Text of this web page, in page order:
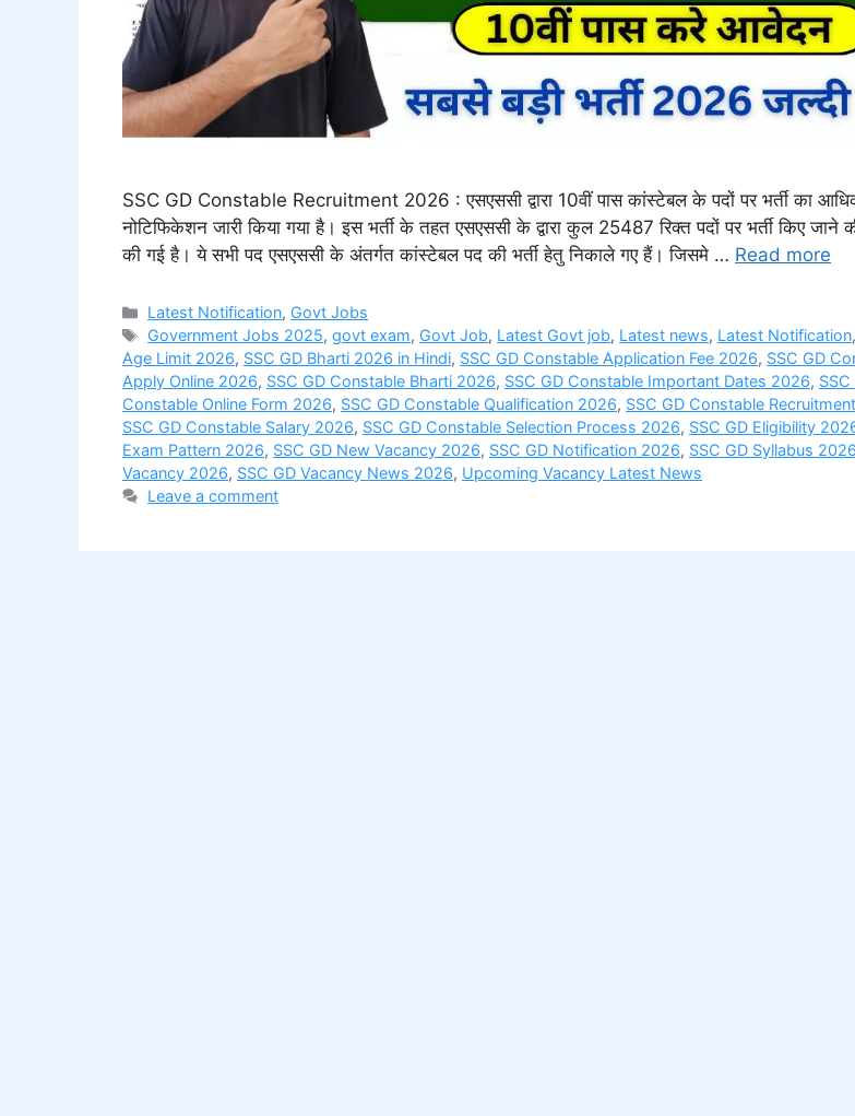
SSC GD Constable Recruitment 2026 : एसएससी द्वारा 10वीं पास कांस्टेबल के पदों पर भर्ती का
नोटिफिकेशन जारी किया गया है। इस भर्ती के तहत एसएससी के द्वारा कुल 25487 रिक्त पदों पर भर्ती किए जाने
की गई है। ये सभी पद एसएससी के अंतर्गत कांस्टेबल पद की भर्ती हेतु निकाले गए हैं। जिसमे … Read more
Categories
Latest Notification, Govt Jobs
Tags
Government Jobs 2025,govt exam, Govt Job, Latest Govt job, Latest news, Latest Notification,
Age Limit 2026, SSC GD Bharti 2026 in Hindi, SSC GD Constable Application Fee 2026, SSC GD
Apply Online 2026, SSC GD Constable Bharti 2026, SSC GD Constable Important Dates 2026, SSC
Constable Online Form 2026, SSC GD Constable Qualification 2026, SSC GD Constable
SSC GD Constable Salary 2026, SSC GD Constable Selection Process 2026, SSC GD Eligibility
Exam Pattern 2026, SSC GD New Vacancy 2026, SSC GD Notification 2026, SSC GD Syllabus 2026
Vacancy 2026, SSC GD Vacancy News 2026, Upcoming Vacancy Latest News
Leave a comment